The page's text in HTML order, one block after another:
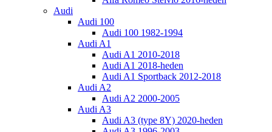
Audi
Audi 100
Audi 100 1982-1994
Audi A1
Audi A1 2010-2018
Audi A1 2018-heden
Audi A1 Sportback 2012-2018
Audi A2
Audi A2 2000-2005
Audi A3
Audi A3 (type 8Y) 2020-heden